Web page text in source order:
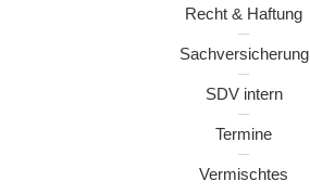
Recht & Haftung
Sachversicherung
SDV intern
Termine
Vermischtes